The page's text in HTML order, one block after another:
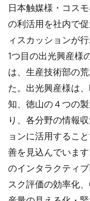
日本触媒様・コス
の利活用を社内で
ィスカッションが行
1つ目の出光興産様
は、生産技術部の
た。出光興産様は
知、徳山の４つの
り、各分野の情報
ョンに活用するこ
善を見込んでいま
のインタラクティ
スク評価の効率化